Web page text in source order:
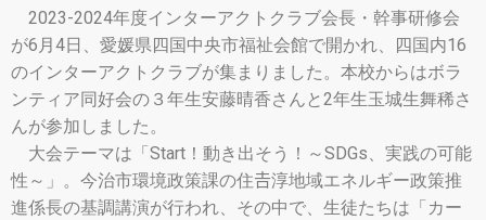
2023-2024年度インターアクトクラブ会長・幹事研修会
が6月4日、愛媛県四国中央市福祉会館で開かれ、四国内16
のインターアクトクラブが集まりました。本校からはボラ
ンティア同好会の３年生安藤晴香さんと2年生玉城生舞稀さ
んが参加しました。
大会テーマは「Start！動き出そう！～SDGs、実践の可能
性～」。今治市環境政策課の住𠮷淳地域エネルギー政策推
進係長の基調講演が行われ、その中で、生徒たちは「カー